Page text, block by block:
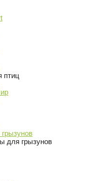
птиц
для грызунов